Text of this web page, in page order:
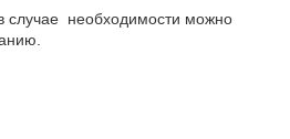
случае необходимости можно